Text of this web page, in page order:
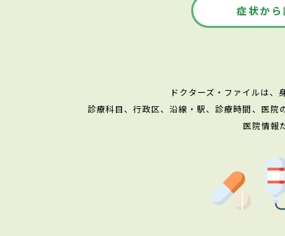
症状から
ドクターズ・ファイルは、
診療科目、行政区、沿線・駅、診療時間、医院
医院情報